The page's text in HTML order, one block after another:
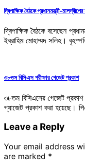
দ্বিপাক্ষিক বৈঠকে প্রধানমন্ত্রী-মালদ্বীপের
দ্বিপাক্ষিক বৈঠকে বসেছেন
ইব্রাহিম মোহাম্মদ সলিহ।
৩৮তম বিসিএস পরীক্ষার গেজেট প্রকাশ
৩৮তম বিসিএসের গেজেট প্রকাশ
গ্যাজেট প্রকাশ করা হয়েছে।
Leave a Reply
Your email address
are marked *